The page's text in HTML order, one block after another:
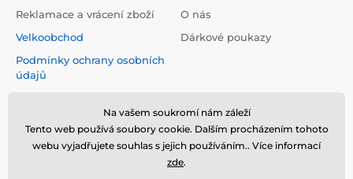
Reklamace a vrácení zboží
Velkoobchod
Podmínky ochrany osobních
údajů
cookies
O nás
Dárkové poukazy
Na vašem soukromí nám záleží
Tento web používá soubory cookie. Dalším procházením tohoto
webu vyjadřujete souhlas s jejich používáním.. Více informací
zde.